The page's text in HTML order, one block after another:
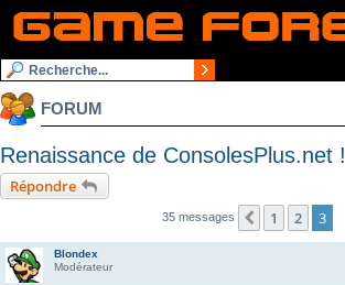
FORUM
Renaissance de ConsolesPlus.net !
Répondre
35 messages Précédente
1 2 3
Blondex
Modérateur